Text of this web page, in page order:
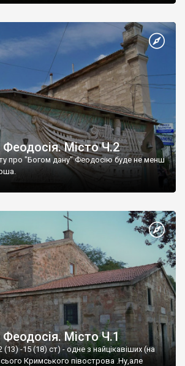
Місто Ч.2
про "Богом дану" Феодосію буде не менш
Місто Ч.1
-15 (18) ст) - одне з найцікавіших (на
Кримського півострова .Ну,але